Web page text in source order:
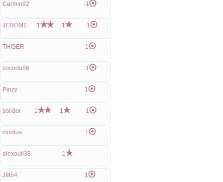
Carmin92 1
JEROME 1 1 1
THISER 1
cocodu86 1
Pinzy 1
solidor 1 1 1
clodius 1
alexouil33 1
JM54 1